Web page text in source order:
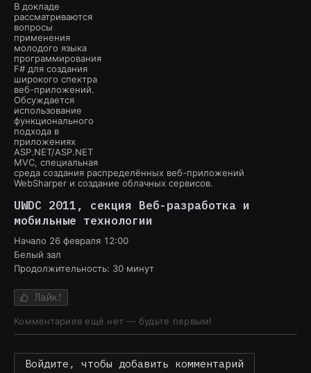
В докладе
рассматриваются
вопросы
применения
молодого языка
программирования
F# для создания
широкого спектра
веб-приложений.
Обсуждается
использование
функционального
подхода в
приложениях
ASP.NET/ASP.NET
MVC, специальная
среда создания распределённых веб-приложений
WebSharper и создание облачных сервисов.
UWDC 2011, секция Веб-разработка и
мобильные технологии
Начало 26 февраля 12:00
Белый зал
Продолжительность: 30 минут
Лайк!
Комментариев ещё нет — будьте первым!
Войдите, чтобы добавить комментарий